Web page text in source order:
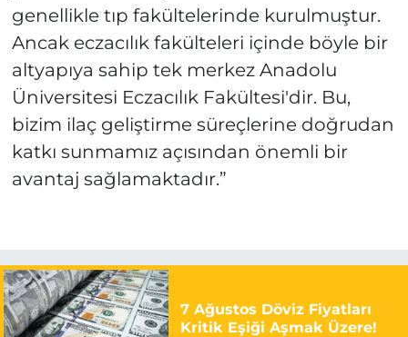
genellikle tıp fakültelerinde kurulmuştur.
Ancak eczacılık fakülteleri içinde böyle bir
altyapıya sahip tek merkez Anadolu
Üniversitesi Eczacılık Fakültesi'dir. Bu,
bizim ilaç geliştirme süreçlerine doğrudan
katkı sunmamız açısından önemli bir
avantaj sağlamaktadır.”
7 Ağustos Döviz Fiyatları
Kritik Eşiği Aşmak Üzere!